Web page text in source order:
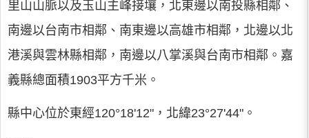
里山山脈以及玉山主峰接壤，北東邊以南投縣相鄰、
南邊以台南市相鄰、南東邊以高雄市相鄰，北邊以北
港溪與雲林縣相鄰，南邊以八掌溪與台南市相鄰。嘉
義縣總面積1903平方千米。
縣中心位於東經120°18'12"，北緯23°27'44"。